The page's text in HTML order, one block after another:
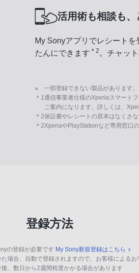
活用術も相談も、
My Sonyアプリでレシート
たんにできます ＊2 。チャッ
※ 一部登録できない製品があります。
＊1通信事業者仕様のXperiaスマート
ご案内になります。詳しくは、
＊2保証書やレシートの原本はなくさ
＊2XperiaやPlayStationなど専用窓口
登録方法
の登録が必要です My Sony新規登録はこちら
場合、自動で登録されますので、お客様によるお
、数日から2週間程度かかる場合があります